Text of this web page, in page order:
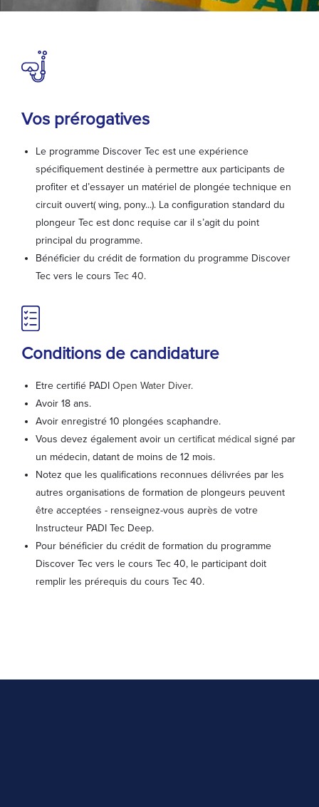
Vos prérogatives
Le programme Discover Tec est une expérience
spécifiquement destinée à permettre aux participants de
profiter et d’essayer un matériel de plongée technique en
circuit ouvert( wing, pony...). La configuration standard du
plongeur Tec est donc requise car il s’agit du point
principal du programme.
Bénéficier du crédit de formation du programme Discover
Tec vers le cours Tec 40.
Conditions de candidature
Etre certifié PADI Open Water Diver.
Avoir 18 ans.
Avoir enregistré 10 plongées scaphandre.
Vous devez également avoir un certificat médical signé par
un médecin, datant de moins de 12 mois.
Notez que les qualifications reconnues délivrées par les
autres organisations de formation de plongeurs peuvent
être acceptées - renseignez-vous auprès de votre
Instructeur PADI Tec Deep.
Pour bénéficier du crédit de formation du programme
Discover Tec vers le cours Tec 40, le participant doit
remplir les prérequis du cours Tec 40.